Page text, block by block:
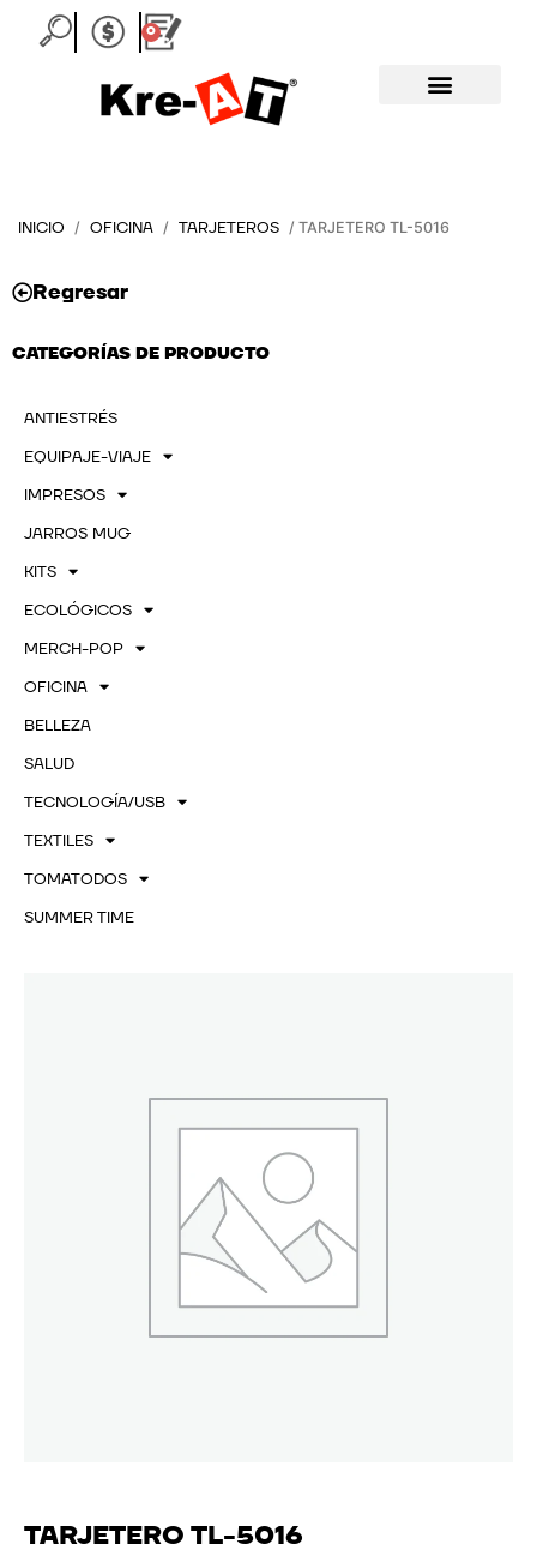
0
Carrito
INICIO / OFICINA / TARJETEROS / TARJETERO TL-5016
Regresar
CATEGORÍAS DE PRODUCTO
ANTIESTRÉS
EQUIPAJE-VIAJE
IMPRESOS
JARROS MUG
KITS
ECOLÓGICOS
MERCH-POP
OFICINA
BELLEZA
SALUD
TECNOLOGÍA/USB
TEXTILES
TOMATODOS
SUMMER TIME
TARJETERO TL-5016